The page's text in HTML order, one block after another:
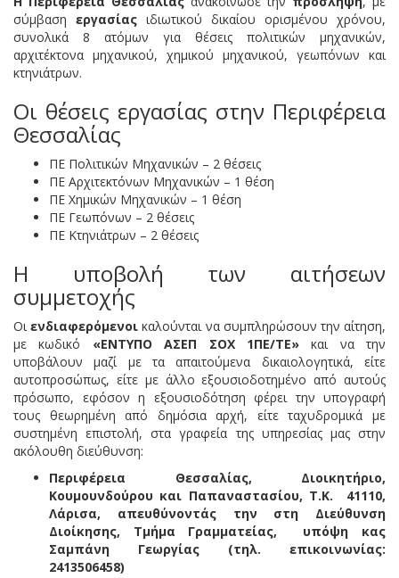
σύμβαση εργασίας ιδιωτικού δικαίου ορισμένου χρόνου,
συνολικά 8 ατόμων για θέσεις πολιτικών μηχανικών,
αρχιτέκτονα μηχανικού, χημικού μηχανικού, γεωπόνων και
κτηνιάτρων.
Οι θέσεις εργασίας στην Περιφέρεια
Θεσσαλίας
ΠΕ Πολιτικών Μηχανικών – 2 θέσεις
ΠΕ Αρχιτεκτόνων Μηχανικών – 1 θέση
ΠΕ Χημικών Μηχανικών – 1 θέση
ΠΕ Γεωπόνων – 2 θέσεις
ΠΕ Κτηνιάτρων – 2 θέσεις
Η υποβολή των αιτήσεων
συμμετοχής
Οιενδιαφερόμενοικαλούνται να συμπληρώσουν την αίτηση,
με κωδικό «ΕΝΤΥΠΟ ΑΣΕΠ ΣΟΧ 1ΠΕ/ΤΕ»και να την
υποβάλουν μαζί με τα απαιτούμενα δικαιολογητικά, είτε
αυτοπροσώπως, είτε με άλλο εξουσιοδοτημένο από αυτούς
πρόσωπο, εφόσον η εξουσιοδότηση φέρει την υπογραφή
τους θεωρημένη από δημόσια αρχή, είτε ταχυδρομικά με
συστημένη επιστολή, στα γραφεία της υπηρεσίας μας στην
ακόλουθη διεύθυνση:
Περιφέρεια Θεσσαλίας, Διοικητήριο,
Κουμουνδούρου και Παπαναστασίου, Τ.Κ. 41110,
Λάρισα, απευθύνοντάς την στη Διεύθυνση
Διοίκησης, Τμήμα Γραμματείας, υπόψη κας
Σαμπάνη Γεωργίας (τηλ. επικοινωνίας:
2413506458)